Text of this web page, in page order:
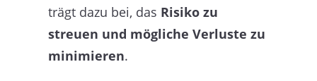
trägt dazu bei, das Risiko zu
streuen und mögliche Verluste zu
minimieren.